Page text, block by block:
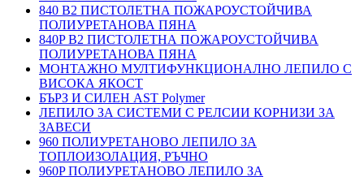
840 B2 ПИСТОЛЕТНА ПОЖАРОУСТОЙЧИВА
ПОЛИУРЕТАНОВА ПЯНА
840P B2 ПИСТОЛЕТНА ПОЖАРОУСТОЙЧИВА
ПОЛИУРЕТАНОВА ПЯНА
МОНТАЖНО МУЛТИФУНКЦИОНАЛНО ЛЕПИЛО С
ВИСОКА ЯКОСТ
БЪРЗ И СИЛЕН AST Polymer
ЛЕПИЛО ЗА СИСТЕМИ С РЕЛСИИ КОРНИЗИ ЗА
ЗАВЕСИ
960 ПОЛИУРЕТАНОВО ЛЕПИЛО ЗА
ТОПЛОИЗОЛАЦИЯ, РЪЧНО
960P ПОЛИУРЕТАНОВО ЛЕПИЛО ЗА